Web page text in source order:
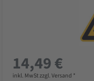
14,49 €
inkl. MwSt zzgl. Versand *